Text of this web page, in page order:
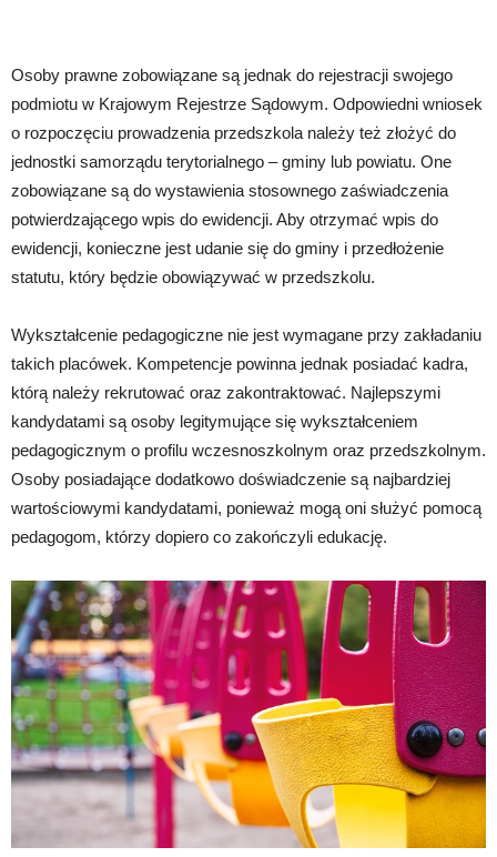
Osoby prawne zobowiązane są jednak do rejestracji swojego
podmiotu w Krajowym Rejestrze Sądowym. Odpowiedni wniosek
o rozpoczęciu prowadzenia przedszkola należy też złożyć do
jednostki samorządu terytorialnego – gminy lub powiatu. One
zobowiązane są do wystawienia stosownego zaświadczenia
potwierdzającego wpis do ewidencji. Aby otrzymać wpis do
ewidencji, konieczne jest udanie się do gminy i przedłożenie
statutu, który będzie obowiązywać w przedszkolu.
Wykształcenie pedagogiczne nie jest wymagane przy zakładaniu
takich placówek. Kompetencje powinna jednak posiadać kadra,
którą należy rekrutować oraz zakontraktować. Najlepszymi
kandydatami są osoby legitymujące się wykształceniem
pedagogicznym o profilu wczesnoszkolnym oraz przedszkolnym.
Osoby posiadające dodatkowo doświadczenie są najbardziej
wartościowymi kandydatami, ponieważ mogą oni służyć pomocą
pedagogom, którzy dopiero co zakończyli edukację.